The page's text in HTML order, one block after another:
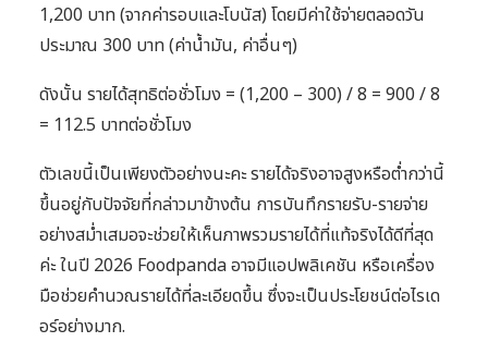
1,200 บาท (จากค่ารอบและโบนัส) โดยมีค่าใช้จ่ายตลอดวัน
ประมาณ 300 บาท (ค่าน้ำมัน, ค่าอื่นๆ)
ดังนั้น รายได้สุทธิต่อชั่วโมง = (1,200 – 300) / 8 = 900 / 8
= 112.5 บาทต่อชั่วโมง
ตัวเลขนี้เป็นเพียงตัวอย่างนะคะ รายได้จริงอาจสูงหรือต่ำกว่านี้
ขึ้นอยู่กับปัจจัยที่กล่าวมาข้างต้น การบันทึกรายรับ-รายจ่าย
อย่างสม่ำเสมอจะช่วยให้เห็นภาพรวมรายได้ที่แท้จริงได้ดีที่สุด
ค่ะ ในปี 2026 Foodpanda อาจมีแอปพลิเคชัน หรือเครื่อง
มือช่วยคำนวณรายได้ที่ละเอียดขึ้น ซึ่งจะเป็นประโยชน์ต่อไรเด
อร์อย่างมาก.